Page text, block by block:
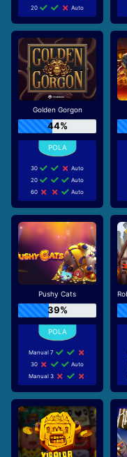
20
Auto
Golden Gorgon
44%
30
Auto
20
Auto
60
Auto
Pushy Cats
39%
Manual 7
30
Auto
Manual 3